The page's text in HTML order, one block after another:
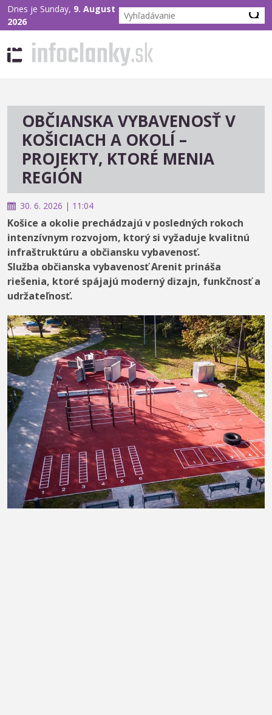
Dnes je Sunday, 9. August
2026
OBČIANSKA VYBAVENOSŤ V
KOŠICIACH A OKOLÍ –
PROJEKTY, KTORÉ MENIA
REGIÓN
30. 6. 2026 | 11:04
Košice a okolie prechádzajú v posledných rokoch
intenzívnym rozvojom, ktorý si vyžaduje kvalitnú
infraštruktúru a občiansku vybavenosť.
Služba občianska vybavenosť Arenit prináša
riešenia, ktoré spájajú moderný dizajn, funkčnosť a
udržateľnosť.